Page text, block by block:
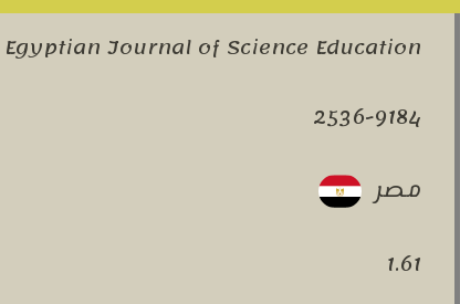
Egyptian Journal of Science Education
2536-9184
مصر
1.61